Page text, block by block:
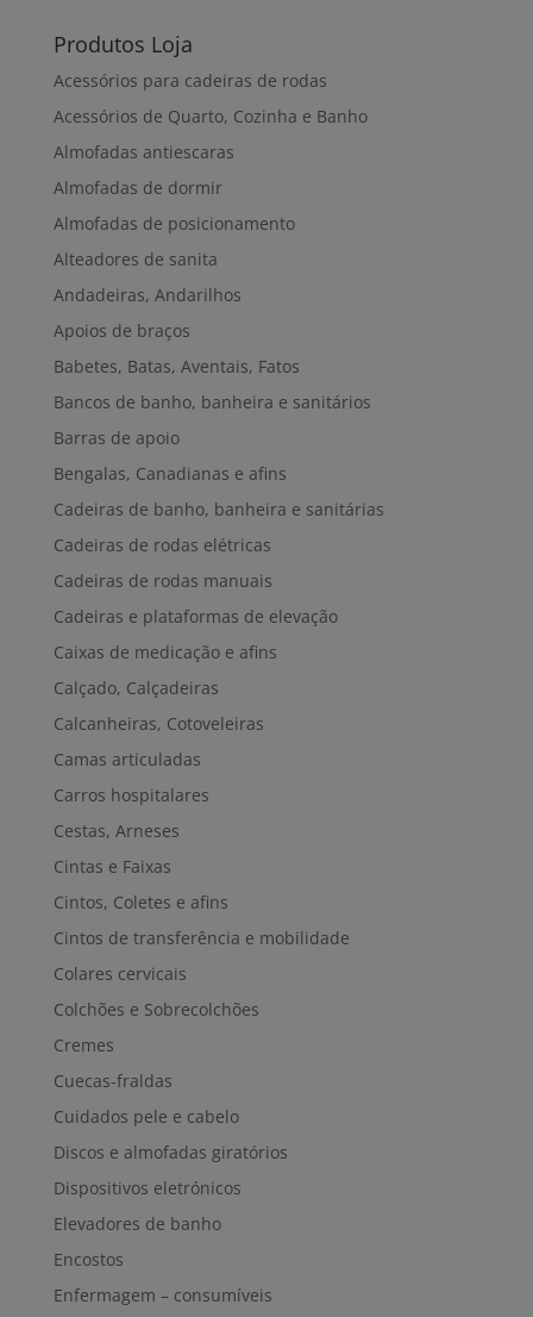
Produtos Loja
Acessórios para cadeiras de rodas
Acessórios de Quarto, Cozinha e Banho
Almofadas antiescaras
Almofadas de dormir
Almofadas de posicionamento
Alteadores de sanita
Andadeiras, Andarilhos
Apoios de braços
Babetes, Batas, Aventais, Fatos
Bancos de banho, banheira e sanitários
Barras de apoio
Bengalas, Canadianas e afins
Cadeiras de banho, banheira e sanitárias
Cadeiras de rodas elétricas
Cadeiras de rodas manuais
Cadeiras e plataformas de elevação
Caixas de medicação e afins
Calçado, Calçadeiras
Calcanheiras, Cotoveleiras
Camas articuladas
Carros hospitalares
Cestas, Arneses
Cintas e Faixas
Cintos, Coletes e afins
Cintos de transferência e mobilidade
Colares cervicais
Colchões e Sobrecolchões
Cremes
Cuecas-fraldas
Cuidados pele e cabelo
Discos e almofadas giratórios
Dispositivos eletrónicos
Elevadores de banho
Encostos
Enfermagem – consumíveis